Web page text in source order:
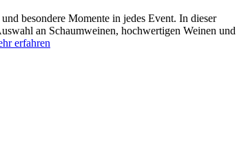
besondere Momente in jedes Event. In dieser
an Schaumweinen, hochwertigen Weinen und
erfahren